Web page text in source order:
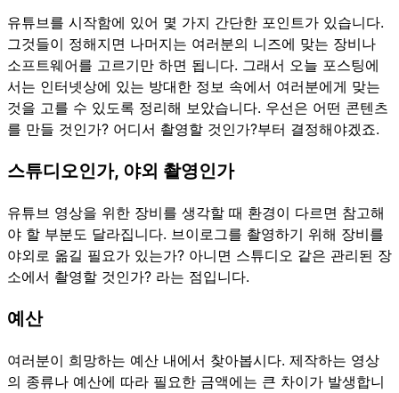
유튜브를 시작함에 있어 몇 가지 간단한 포인트가 있습니다.
그것들이 정해지면 나머지는 여러분의 니즈에 맞는 장비나
소프트웨어를 고르기만 하면 됩니다. 그래서 오늘 포스팅에
서는 인터넷상에 있는 방대한 정보 속에서 여러분에게 맞는
것을 고를 수 있도록 정리해 보았습니다. 우선은 어떤 콘텐츠
를 만들 것인가? 어디서 촬영할 것인가?부터 결정해야겠죠.
스튜디오인가, 야외 촬영인가
유튜브 영상을 위한 장비를 생각할 때 환경이 다르면 참고해
야 할 부분도 달라집니다. 브이로그를 촬영하기 위해 장비를
야외로 옮길 필요가 있는가? 아니면 스튜디오 같은 관리된 장
소에서 촬영할 것인가? 라는 점입니다.
예산
여러분이 희망하는 예산 내에서 찾아봅시다. 제작하는 영상
의 종류나 예산에 따라 필요한 금액에는 큰 차이가 발생합니